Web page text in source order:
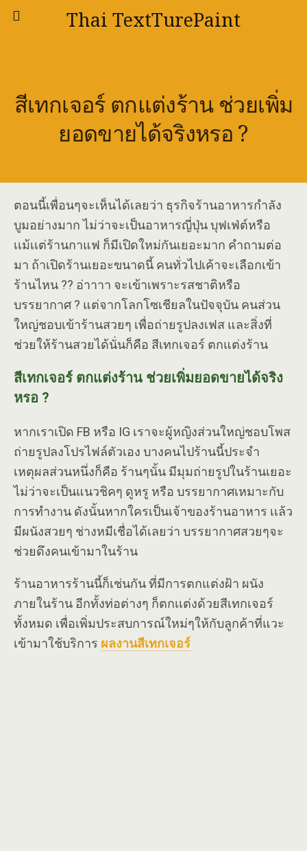
Thai TextTurePaint
สีเทกเจอร์ ตกแต่งร้าน ช่วยเพิ่ม
ยอดขายได้จริงหรอ ?
ตอนนี้เพื่อนๆจะเห็นได้เลยว่า ธุรกิจร้านอาหารกำลัง
บูมอย่างมาก ไม่ว่าจะเป็นอาหารญี่ปุ่น บุฟเฟ่ต์หรือ
เเม้เเต่ร้านกาแฟ ก็มีเปิดใหม่กันเยอะมาก คำถามต่อ
มา ถ้าเปิดร้านเยอะขนาดนี้ คนทั่วไปเค้าจะเลือกเข้า
ร้านไหน ?? อ่าาาา จะเข้าเพราะรสชาติหรือ
บรรยากาศ ? แต่จากโลกโซเชียลในปัจจุบัน คนส่วน
ใหญ่ชอบเข้าร้านสวยๆ เพื่อถ่ายรูปลงเฟส และสิ่งที่
ช่วยให้ร้านสวยได้นั่นก็คือ สีเทกเจอร์ ตกแต่งร้าน
สีเทกเจอร์ ตกแต่งร้าน ช่วยเพิ่มยอดขายได้จริง
หรอ ?
หากเราเปิด FB หรือ IG เราจะผู้หญิงส่วนใหญ่ชอบโพส
ถ่ายรูปลงโปรไฟล์ตัวเอง บางคนไปร้านนี้ประจำ
เหตุผลส่วนหนึ่งก็คือ ร้านๆนั้น มีมุมถ่ายรูปในร้านเยอะ
ไม่ว่าจะเป็นแนวชิคๆ ดูหรู หรือ บรรยากาศเหมาะกับ
การทำงาน ดังนั้นหากใครเป็นเจ้าของร้านอาหาร เเล้ว
มีผนังสวยๆ ช่างหมีเชื่อได้เลยว่า บรรยากาศสวยๆจะ
ช่วยดึงคนเข้ามาในร้าน
ร้านอาหารร้านนี้ก็เช่นกัน ที่มีการตกแต่งฝ้า ผนัง
ภายในร้าน อีกทั้งท่อต่างๆ ก็ตกเเต่งด้วยสีเทกเจอร์
ทั้งหมด เพื่อเพิ่มประสบการณ์ใหม่ๆให้กับลูกค้าที่แวะ
เข้ามาใช้บริการ ผลงานสีเทกเจอร์